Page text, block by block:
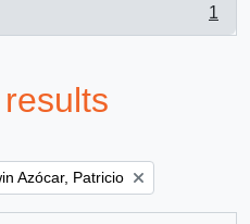
1
filter:
Azócar, Patricio